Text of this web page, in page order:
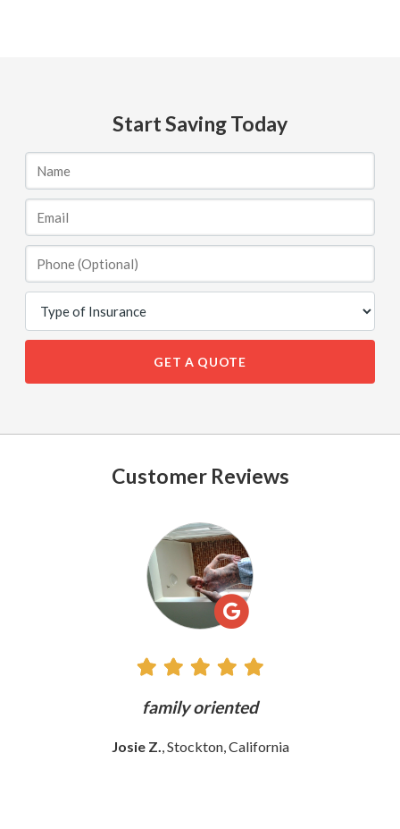
Start Saving Today
GET A QUOTE
Customer Reviews
family oriented
Josie Z., Stockton, California